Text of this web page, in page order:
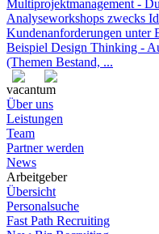
Multiprojektmanagement -
Analyseworkshops zwecks
Kundenanforderungen unter
Beispiel Design Thinking -
(Themen Bestand, ...
vacantum
Über uns
Leistungen
Team
Partner werden
News
Arbeitgeber
Übersicht
Personalsuche
Fast Path Recruiting